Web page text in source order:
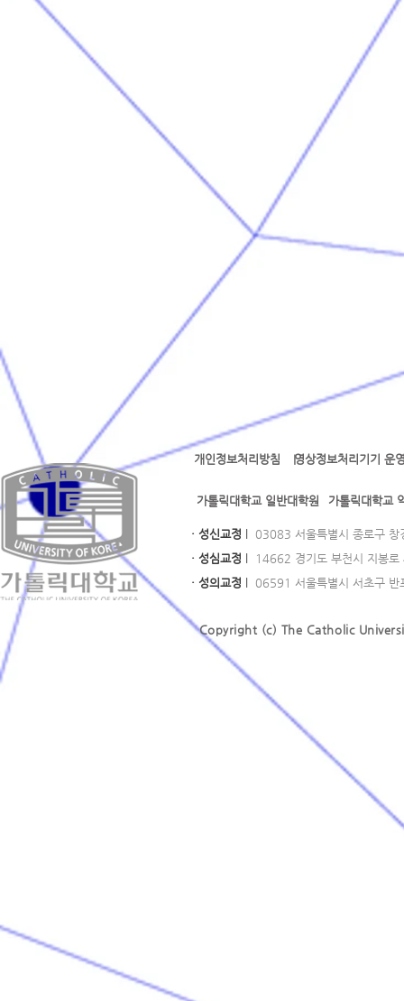
l l
개인정보처리방침 영상정보처리기기 운
가톨릭대학교 일반대학원 가톨릭대학교
· 성신교정
03083 서울특별시 종로구
· 성심교정
14662 경기도 부천시 지봉
· 성의교정
06591 서울특별시 서초구
Copyright (c) The Catholic